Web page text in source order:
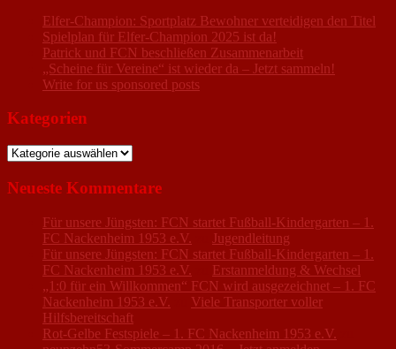
Elfer-Champion: Sportplatz Bewohner verteidigen den Titel
Spielplan für Elfer-Champion 2025 ist da!
Patrick und FCN beschließen Zusammenarbeit
„Scheine für Vereine“ ist wieder da – Jetzt sammeln!
Write for us sponsored posts
Kategorien
Kategorien
Neueste Kommentare
Für unsere Jüngsten: FCN startet Fußball-Kindergarten – 1.
FC Nackenheim 1953 e.V.
Jugendleitung
Für unsere Jüngsten: FCN startet Fußball-Kindergarten – 1.
FC Nackenheim 1953 e.V.
Erstanmeldung & Wechsel
„1:0 für ein Willkommen“ FCN wird ausgezeichnet – 1. FC
Nackenheim 1953 e.V.
Viele Transporter voller
Hilfsbereitschaft
Rot-Gelbe Festspiele – 1. FC Nackenheim 1953 e.V.